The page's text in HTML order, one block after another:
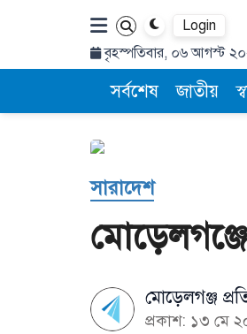
Login
বৃহস্পতিবার, ০৬ আগস্ট
সর্বশেষ জাতীয়
সারাদেশ
মোড়েলগঞ্জ
প্রকাশ: ১৩ মে